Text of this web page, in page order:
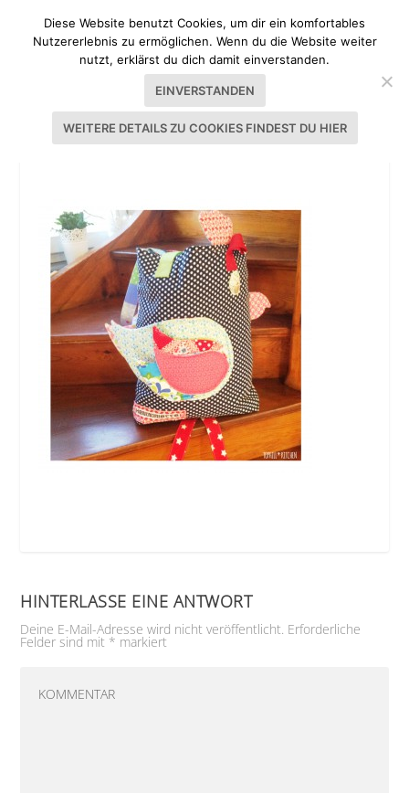
CREATIVA 2015
HINTERLASSE EINE ANTWORT
Deine E-Mail-Adresse wird nicht veröffentlicht. Erforderliche
Felder sind mit * markiert
Diese Website benutzt Cookies, um dir ein komfortables
Nutzererlebnis zu ermöglichen. Wenn du die Website weiter
nutzt, erklärst du dich damit einverstanden.
EINVERSTANDEN
WEITERE DETAILS ZU COOKIES FINDEST DU HIER